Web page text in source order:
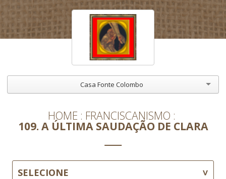
Casa Fonte Colombo
HOME FRANCISCANISMO
109. A ÚLTIMA SAUDAÇÃO DE CLARA
SELECIONE